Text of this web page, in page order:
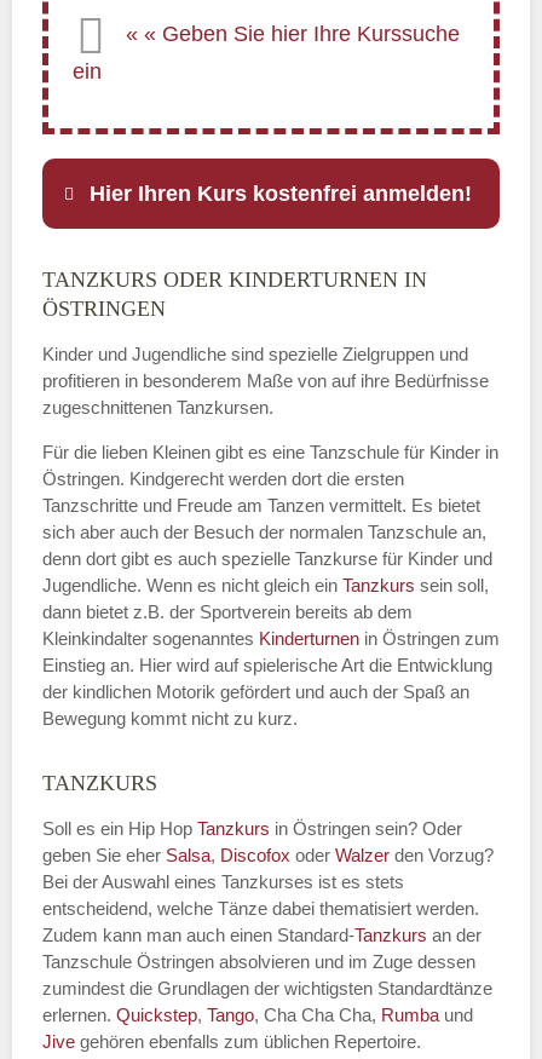
Hier Ihren Kurs kostenfrei anmelden!
Name
E-Mail*
Name der Tanzschule
Kontakt E-Mail
Name des Tanzkurs*
Tanzart*
TANZKURS ODER KINDERTURNEN IN
ÖSTRINGEN
Kinder und Jugendliche sind spezielle Zielgruppen und
profitieren in besonderem Maße von auf ihre Bedürfnisse
zugeschnittenen Tanzkursen.
Für die lieben Kleinen gibt es eine Tanzschule für Kinder in
Östringen. Kindgerecht werden dort die ersten
Tanzschritte und Freude am Tanzen vermittelt. Es bietet
sich aber auch der Besuch der normalen Tanzschule an,
denn dort gibt es auch spezielle Tanzkurse für Kinder und
Jugendliche. Wenn es nicht gleich ein Tanzkurs sein soll,
dann bietet z.B. der Sportverein bereits ab dem
Kleinkindalter sogenanntes Kinderturnen in Östringen zum
Einstieg an. Hier wird auf spielerische Art die Entwicklung
der kindlichen Motorik gefördert und auch der Spaß an
Bewegung kommt nicht zu kurz.
TANZKURS
Soll es ein Hip Hop Tanzkurs in Östringen sein? Oder
geben Sie eher Salsa, Discofox oder Walzer den Vorzug?
Bei der Auswahl eines Tanzkurses ist es stets
entscheidend, welche Tänze dabei thematisiert werden.
Zudem kann man auch einen Standard-Tanzkurs an der
Tanzschule Östringen absolvieren und im Zuge dessen
zumindest die Grundlagen der wichtigsten Standardtänze
erlernen. Quickstep, Tango, Cha Cha Cha, Rumba und
Jive gehören ebenfalls zum üblichen Repertoire.